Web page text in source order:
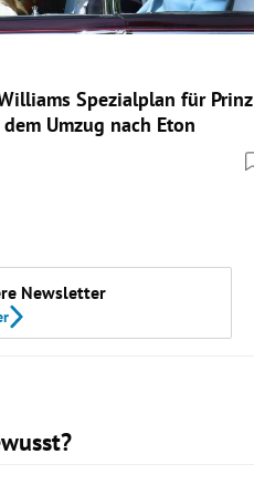
Spezialplan für Prinz
Umzug nach Eton
Newsletter